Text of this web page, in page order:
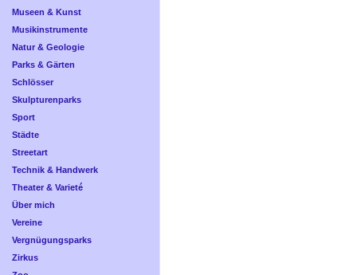
Museen & Kunst
Musikinstrumente
Natur & Geologie
Parks & Gärten
Schlösser
Skulpturenparks
Sport
Städte
Streetart
Technik & Handwerk
Theater & Varieté
Über mich
Vereine
Vergnügungsparks
Zirkus